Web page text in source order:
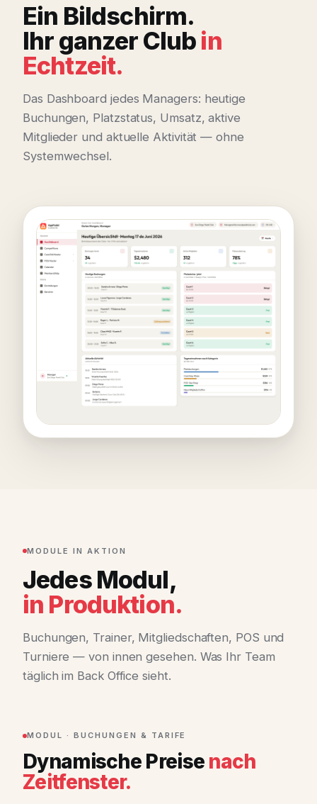
Ein Bildschirm.
Ihr ganzer Clubin
Echtzeit.
Das Dashboard jedes Managers: heutige
Buchungen, Platzstatus, Umsatz, aktive
Mitglieder und aktuelle Aktivität — ohne
Systemwechsel.
MODULE IN AKTION
Jedes Modul,
in Produktion.
Buchungen, Trainer, Mitgliedschaften, POS und
Turniere — von innen gesehen. Was Ihr Team
täglich im Back Office sieht.
MODUL · BUCHUNGEN & TARIFE
Dynamische Preise nach
Zeitfenster.